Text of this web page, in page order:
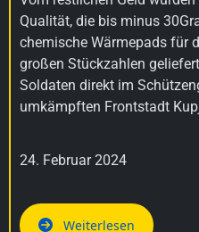
Qualität, die bis minus
chemische Wärmepads für
großen Stückzahlen
Soldaten direkt im
umkämpften Frontstadt
24. Februar 2024
Weiterlesen